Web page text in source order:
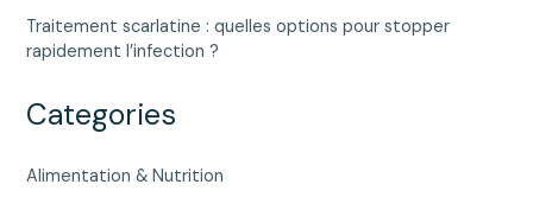
Traitement scarlatine : quelles options pour stopper
rapidement l’infection ?
Categories
Alimentation & Nutrition